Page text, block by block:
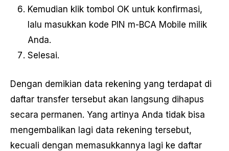
Kemudian klik tombol OK untuk konfirmasi,
lalu masukkan kode PIN m-BCA Mobile milik
Anda.
Selesai.
Dengan demikian data rekening yang terdapat di
daftar transfer tersebut akan langsung dihapus
secara permanen. Yang artinya Anda tidak bisa
mengembalikan lagi data rekening tersebut,
kecuali dengan memasukkannya lagi ke daftar